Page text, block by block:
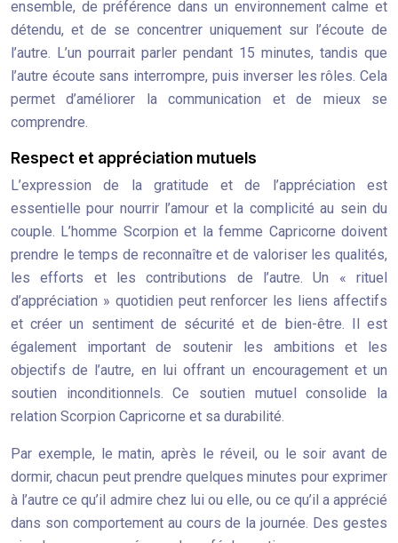
ensemble, de préférence dans un environnement calme et
détendu, et de se concentrer uniquement sur l’écoute de
l’autre. L’un pourrait parler pendant 15 minutes, tandis que
l’autre écoute sans interrompre, puis inverser les rôles. Cela
permet d’améliorer la communication et de mieux se
comprendre.
Respect et appréciation mutuels
L’expression de la gratitude et de l’appréciation est
essentielle pour nourrir l’amour et la complicité au sein du
couple. L’homme Scorpion et la femme Capricorne doivent
prendre le temps de reconnaître et de valoriser les qualités,
les efforts et les contributions de l’autre. Un « rituel
d’appréciation » quotidien peut renforcer les liens affectifs
et créer un sentiment de sécurité et de bien-être. Il est
également important de soutenir les ambitions et les
objectifs de l’autre, en lui offrant un encouragement et un
soutien inconditionnels. Ce soutien mutuel consolide la
relation Scorpion Capricorne et sa durabilité.
Par exemple, le matin, après le réveil, ou le soir avant de
dormir, chacun peut prendre quelques minutes pour exprimer
à l’autre ce qu’il admire chez lui ou elle, ou ce qu’il a apprécié
dans son comportement au cours de la journée. Des gestes